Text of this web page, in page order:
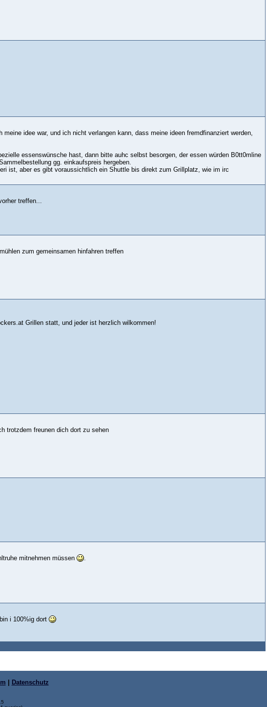
idee war, und ich nicht verlangen kann, dass meine ideen fremdfinanziert werden,
essenswünsche hast, dann bitte auhc selbst besorgen, der essen würden B0tt0mline
gg. einkaufspreis hergeben.
ist, aber es gibt voraussichtlich ein Shuttle bis direkt zum Grillplatz, wie im irc
treffen...
zum gemeinsamen hinfahren treffen
Grillen statt, und jeder ist herzlich wilkommen!
trotzdem freunen dich dort zu sehen
mitnehmen müssen
i 100%ig dort
| Datenschutz